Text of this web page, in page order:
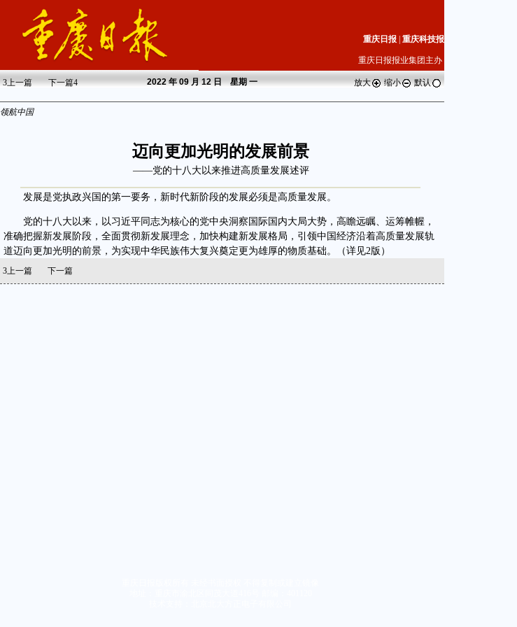
重庆日报 重庆科技报
重庆日报报业集团主办
3上一篇 下一篇4 2022年 09 月 12 日 星期一 放大 缩小 默认
领航中国
迈向更加光明的发展前景
——党的十八大以来推进高质量发展述评
发展是党执政兴国的第一要务，新时代新阶段的发展必须是高质量发展。
党的十八大以来，以习近平同志为核心的党中央洞察国际国内大局大势，高瞻远瞩、运筹帷幄，
准确把握新发展阶段，全面贯彻新发展理念，加快构建新发展格局，引领中国经济沿着高质量发展轨
道迈向更加光明的前景，为实现中华民族伟大复兴奠定更为雄厚的物质基础。（详见2版）
3上一篇 下一篇